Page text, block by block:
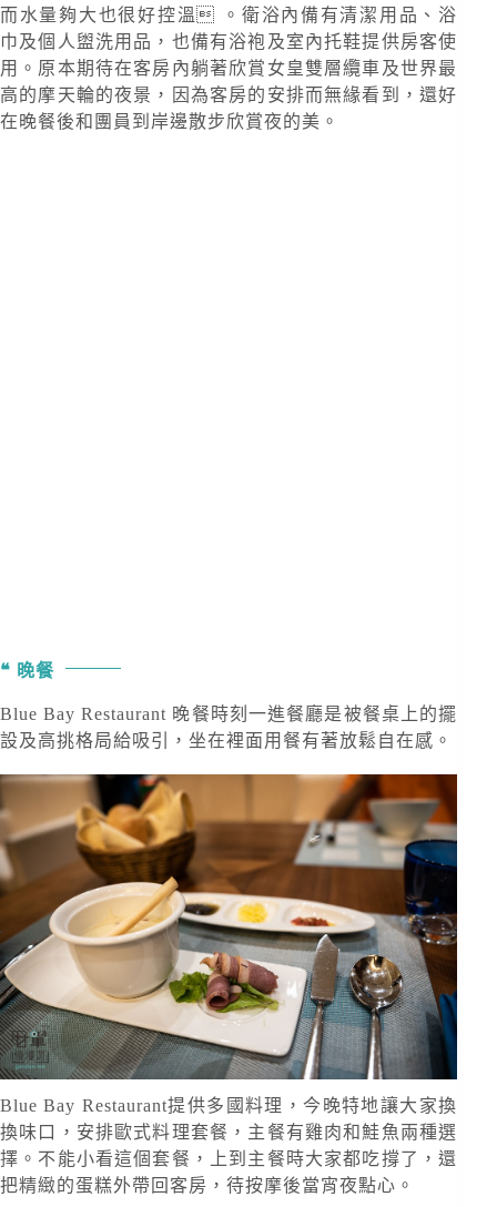
而水量夠大也很好控溫 。衛浴內備有清潔用品、浴
巾及個人盥洗用品，也備有浴袍及室內托鞋提供房客使
用。原本期待在客房內躺著欣賞女皇雙層纜車及世界最
高的摩天輪的夜景，因為客房的安排而無緣看到，還好
在晚餐後和團員到岸邊散步欣賞夜的美。
晚餐
Blue Bay Restaurant 晚餐時刻一進餐廳是被餐桌上的擺
設及高挑格局給吸引，坐在裡面用餐有著放鬆自在感。
Blue Bay Restaurant提供多國料理，今晚特地讓大家換
換味口，安排歐式料理套餐，主餐有雞肉和鮭魚兩種選
擇。不能小看這個套餐，上到主餐時大家都吃撐了，還
把精緻的蛋糕外帶回客房，待按摩後當宵夜點心。